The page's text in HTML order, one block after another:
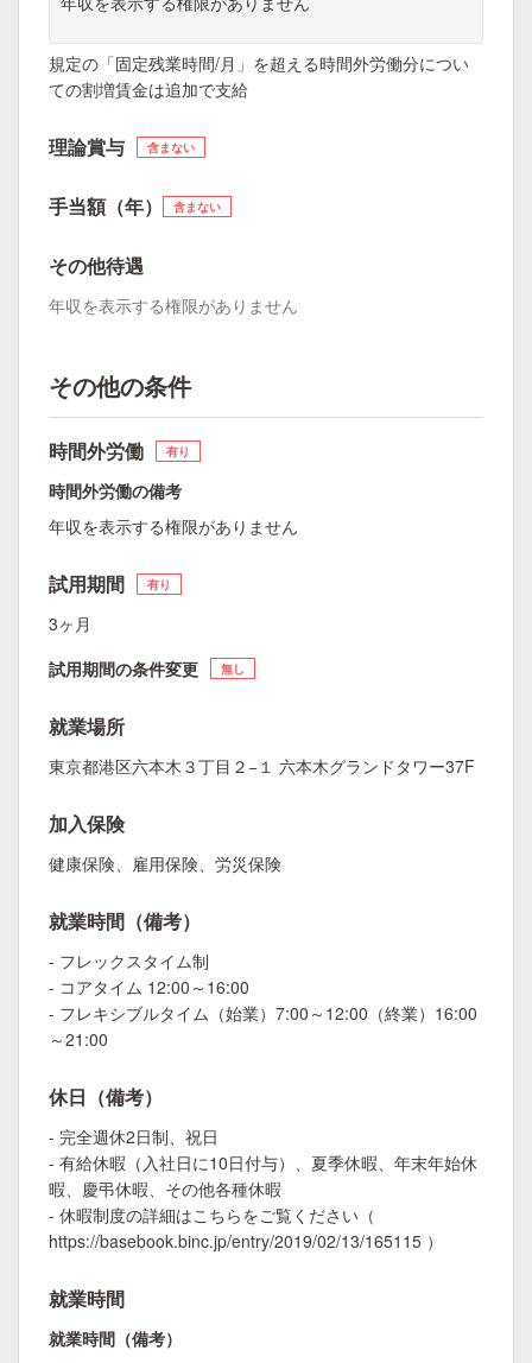
規定の「固定残業時間/月」を超える時間外労働分につい
ての割増賃金は追加で支給
理論賞与 含まない
手当額（年） 含まない
その他待遇
年収を表示する権限がありません
その他の条件
時間外労働 有り
時間外労働の備考
年収を表示する権限がありません
試用期間 有り
3ヶ月
試用期間の条件変更
無し
就業場所
東京都港区六本木３丁目２−１ 六本木グランドタワー37F
加入保険
健康保険、雇用保険、労災保険
就業時間（備考）
- フレックスタイム制
- コアタイム 12:00～16:00
- フレキシブルタイム（始業）7:00～12:00（終業）16:00
～21:00
休日（備考）
- 完全週休2日制、祝日
- 有給休暇（入社日に10日付与）、夏季休暇、年末年始休
暇、慶弔休暇、その他各種休暇
- 休暇制度の詳細はこちらをご覧ください（
https://basebook.binc.jp/entry/2019/02/13/165115 ）
就業時間
就業時間（備考）